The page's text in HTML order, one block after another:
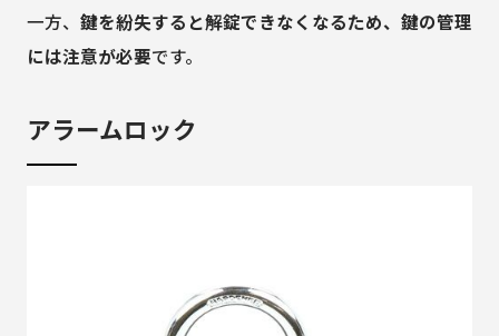
一方、 鍵を紛失すると解錠できなくなるため、鍵の管理
には注意が必要です。
アラームロック